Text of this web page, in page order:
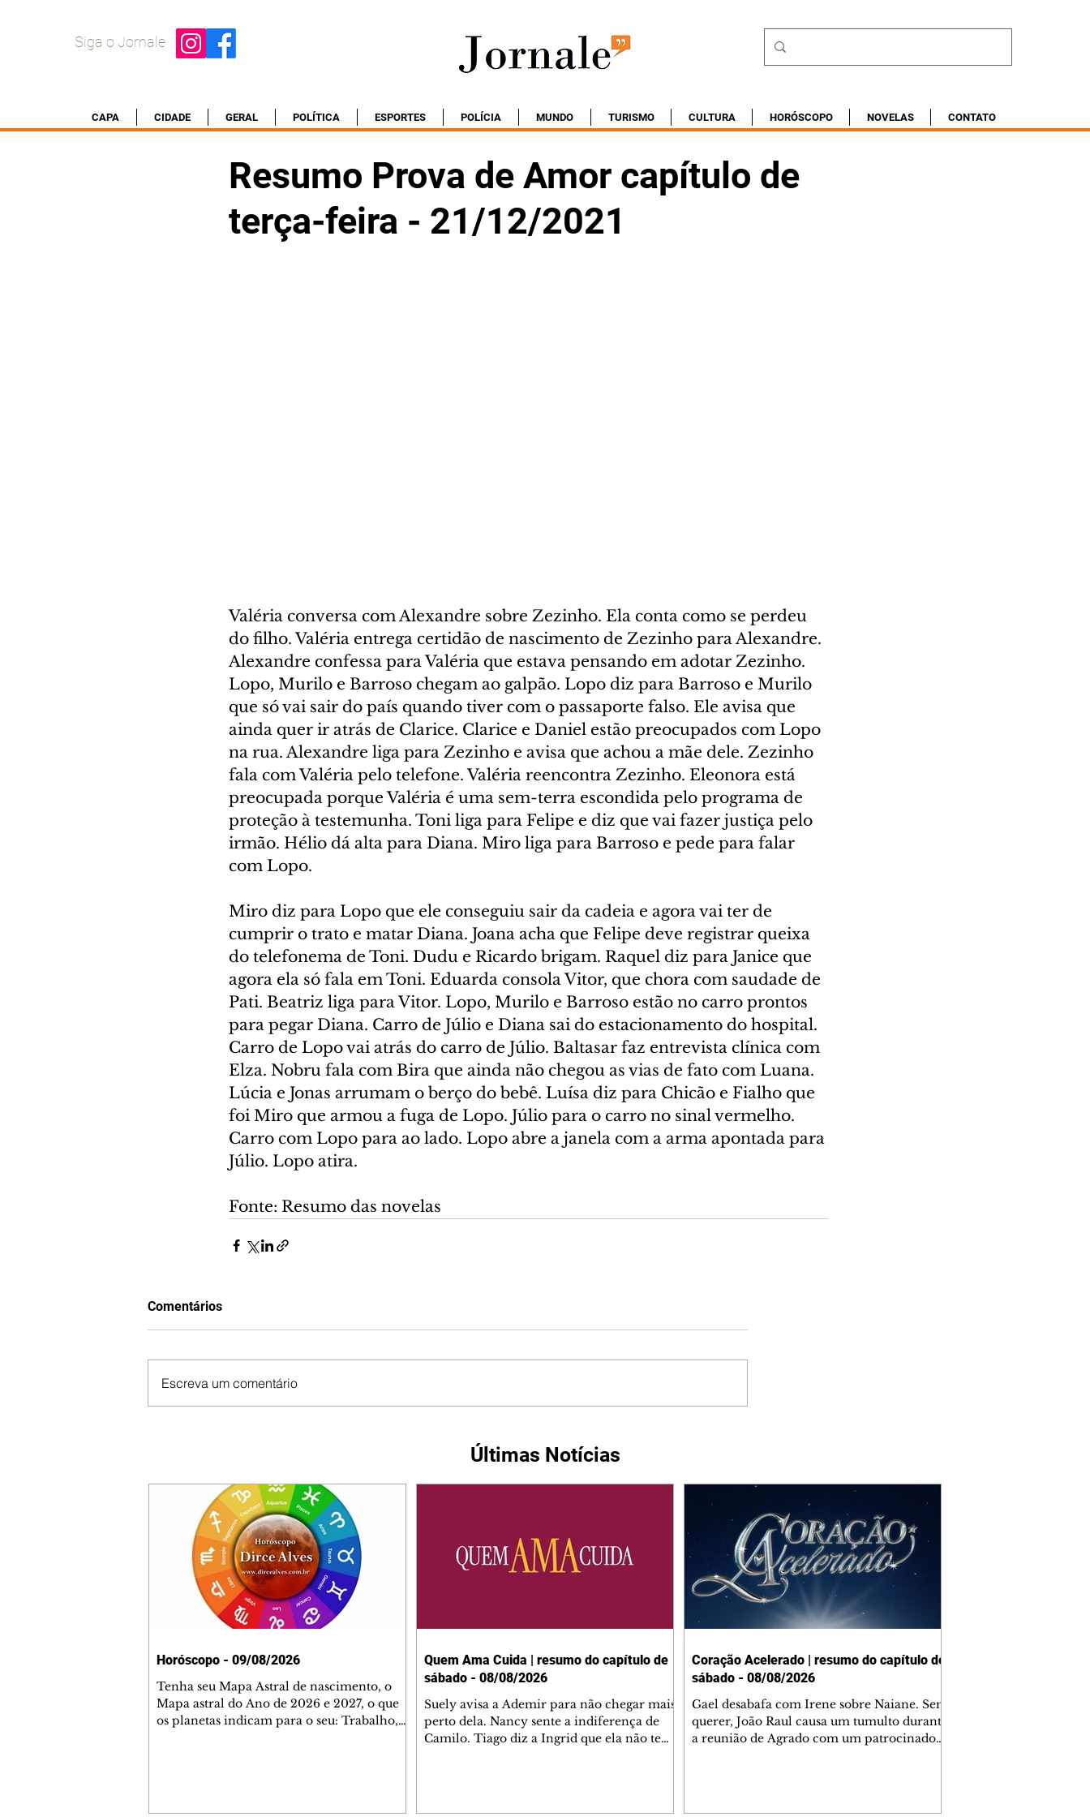
Siga o Jornale
CAPA CIDADE GERAL POLÍTICA ESPORTES POLÍCIA MUNDO TURISMO CULTURA HORÓSCOPO NOVELAS CONTATO
Resumo Prova de Amor capítulo de
terça-feira - 21/12/2021
Valéria conversa com Alexandre sobre Zezinho. Ela conta como se perdeu
do filho. Valéria entrega certidão de nascimento de Zezinho para Alexandre.
Alexandre confessa para Valéria que estava pensando em adotar Zezinho.
Lopo, Murilo e Barroso chegam ao galpão. Lopo diz para Barroso e Murilo
que só vai sair do país quando tiver com o passaporte falso. Ele avisa que
ainda quer ir atrás de Clarice. Clarice e Daniel estão preocupados com Lopo
na rua. Alexandre liga para Zezinho e avisa que achou a mãe dele. Zezinho
fala com Valéria pelo telefone. Valéria reencontra Zezinho. Eleonora está
preocupada porque Valéria é uma sem-terra escondida pelo programa de
proteção à testemunha. Toni liga para Felipe e diz que vai fazer justiça pelo
irmão. Hélio dá alta para Diana. Miro liga para Barroso e pede para falar
com Lopo.
Miro diz para Lopo que ele conseguiu sair da cadeia e agora vai ter de
cumprir o trato e matar Diana. Joana acha que Felipe deve registrar queixa
do telefonema de Toni. Dudu e Ricardo brigam. Raquel diz para Janice que
agora ela só fala em Toni. Eduarda consola Vitor, que chora com saudade de
Pati. Beatriz liga para Vitor. Lopo, Murilo e Barroso estão no carro prontos
para pegar Diana. Carro de Júlio e Diana sai do estacionamento do hospital.
Carro de Lopo vai atrás do carro de Júlio. Baltasar faz entrevista clínica com
Elza. Nobru fala com Bira que ainda não chegou as vias de fato com Luana.
Lúcia e Jonas arrumam o berço do bebê. Luísa diz para Chicão e Fialho que
foi Miro que armou a fuga de Lopo. Júlio para o carro no sinal vermelho.
Carro com Lopo para ao lado. Lopo abre a janela com a arma apontada para
Júlio. Lopo atira.
Fonte: Resumo das novelas
Comentários
Escreva um comentário
Últimas Notícias
Horóscopo - 09/08/2026
Tenha seu Mapa Astral de nascimento, o
Mapa astral do Ano de 2026 e 2027, o que
os planetas indicam para o seu: Trabalho,
Quem Ama Cuida | resumo do capítulo de
sábado - 08/08/2026
Suely avisa a Ademir para não chegar mais
perto dela. Nancy sente a indiferença de
Camilo. Tiago diz a Ingrid que ela não tem
Coração Acelerado | resumo do capítulo de
sábado - 08/08/2026
Gael desabafa com Irene sobre Naiane. Sem
querer, João Raul causa um tumulto durante
a reunião de Agrado com um patrocinador.